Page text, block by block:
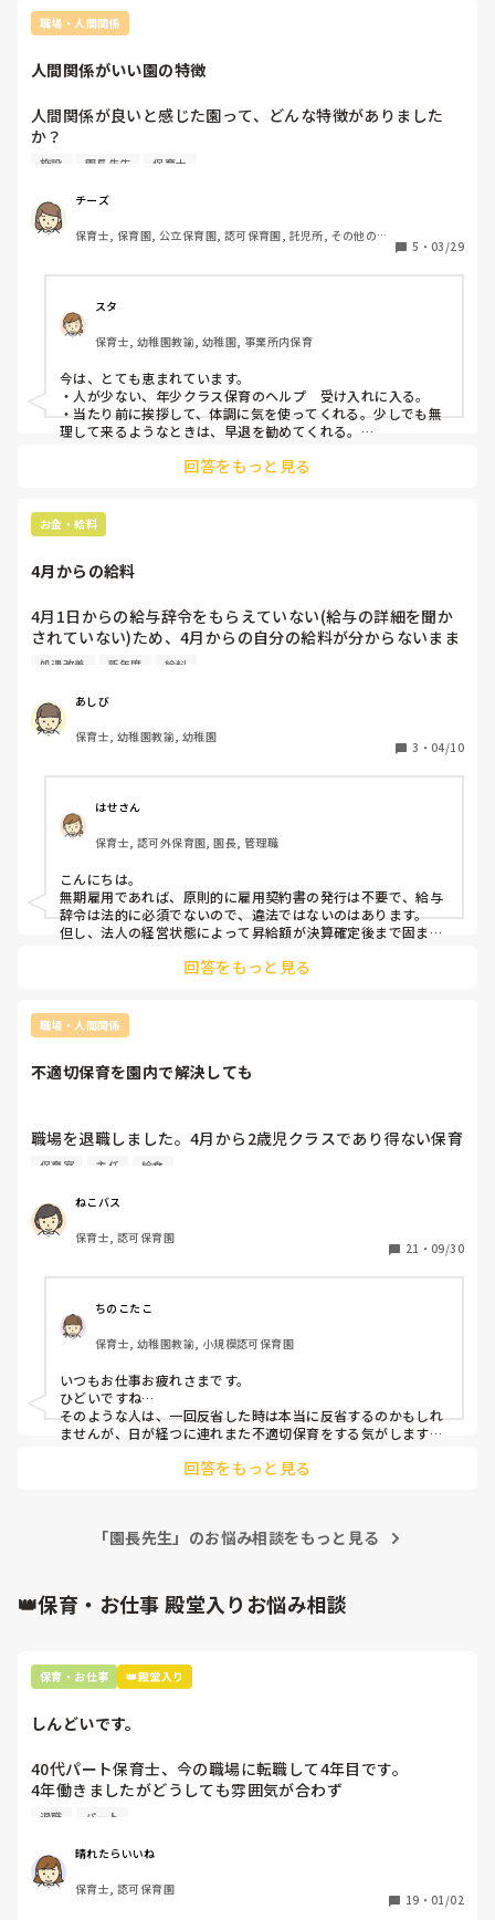
職場・人間関係
人間関係がいい園の特徴
人間関係が良いと感じた園って、どんな特徴がありました
か？
雰囲気や園長の方針など、具体的にどこが違ったのか気にな
働きやすさにつながったポイントを教えてほしいです。
施設 園長先生 保育士
チーズ
保育士, 保育園, 公立保育園, 認可保育園, 託児所, その他の職
5 ・ 03/29
スタ
保育士, 幼稚園教諭, 幼稚園, 事業所内保育
今は、とても恵まれています。
・人が少ない、年少クラス保育のヘルプ　受け入れに入る。
・当たり前に挨拶して、体調に気を使ってくれる。少しでも無
理して来るようなときは、早退を勧めてくれる。
・提出物の等は余裕を持ってくれ、締め切り近いと声をかけて
・一番上手にお茶をいれてくれて、ひと休みさせてくれる環
境。
楽にしてる所。
回答をもっと見る
お金・給料
4月からの給料
4月1日からの給与辞令をもらえていない(給与の詳細を聞か
されていない)ため、4月からの自分の給料が分からないまま
働いています。
園長先生に3月から度々お聞きしても「まだなのよねー」の
一言だけ……。それでいいの？
社の義務ではないが、労働者に給料を明示しておかなければ
ならないとあったので、それに違反しているのでは……？
皆さんはご自分の給料を把握しておられますか？
処遇改善 新年度 給料
あしび
保育士, 幼稚園教諭, 幼稚園
3 ・ 04/10
はせさん
保育士, 認可外保育園, 園長, 管理職
こんにちは。
無期雇用であれば、原則的に雇用契約書の発行は不要で、給与
辞令は法的に必須でないので、違法ではないのはあります。
但し、法人の経営状態によって昇給額が決算確定後まで固まら
きない一面もあります。
営ができていない可能性があるので注意は必要です。
回答をもっと見る
職場・人間関係
不適切保育を園内で解決しても
職場を退職しました。4月から2歳児クラスであり得ない保育
がされていました。一人の年配が暴走してオムツを履かずに
「いたーい」泣き叫ぶ子がいたり、となりの部屋に行こうと
しない子を、一人で部屋に置き去りにしてドアを閉め閉じ込
めて泣かせたり、トイレ嫌と言う子に「嫌じゃないわー
てったり、泣いてる子に無理やり給食をスプーンで口に押し
込んだり、給食のスープに虫が入っていたのを教えてくれた
子がいて、担任が園長に報告しようとしているのを、「大問
題になるよね、〇〇ちゃんが自分で入れたんじゃないの？」
と言って子どものせいにしたり。。。
園長に相談したところ、対処すると言ってもらえましたが当
たり前ですが密告がバレました、おばさんからの無視や嫌が
ると思っていましたが
ことで、園長や主任を交えて話し合いを何度か行い不適切な
辞めるまでクラスを外してもらい、園の他のクラスはきちん
園だということがわかりました。
さんが何事もなかったように保育士を続けていくことになん
育士がその後保育士を続けてたら、誰だって嫌ですよね。そ
れともニュースになった保育士は、不適切保育はもうやらな
いという理由で保育士を続けてたりするんでしょうか？大ベ
でも担任が今後はおばさんが悪いことしたら阻止していくと
言っているようですし、担任の頑張りをむだにするわけにも
いかないですし
保育室 主任 給食
ねこバス
保育士, 認可保育園
21 ・ 09/30
ちのこたこ
保育士, 幼稚園教諭, 小規模認可保育園
いつもお仕事お疲れさまです。
ひどいですね…
そのような人は、一回反省した時は本当に反省するのかもしれ
ませんが、日が経つに連れまた不適切保育をする気がします。
回答をもっと見る
「園長先生」のお悩み相談をもっと見る
👑保育・お仕事 殿堂入りお悩み相談
保育・お仕事 👑殿堂入り
しんどいです。
40代パート保育士、今の職場に転職して4年目です。
4年働きましたがどうしても雰囲気が合わず
退職しようと思っています。
周りの職員は、勤続10年以上から何十年という先生がほとん
どです。
保護者子どもの愚痴悪口が多く、
退職 パート
晴れたらいいね
保育士, 認可保育園
19 ・ 01/02